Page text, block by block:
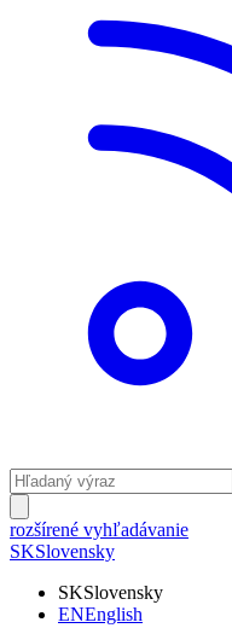
rozšírené vyhľadávanie
SKSlovensky
SKSlovensky
ENEnglish